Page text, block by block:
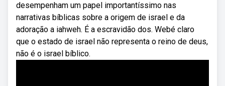
desempenham um papel importantíssimo nas
narrativas bíblicas sobre a origem de israel e da
adoração a iahweh. É a escravidão dos. Webé claro
que o estado de israel não representa o reino de deus,
não é o israel bíblico.